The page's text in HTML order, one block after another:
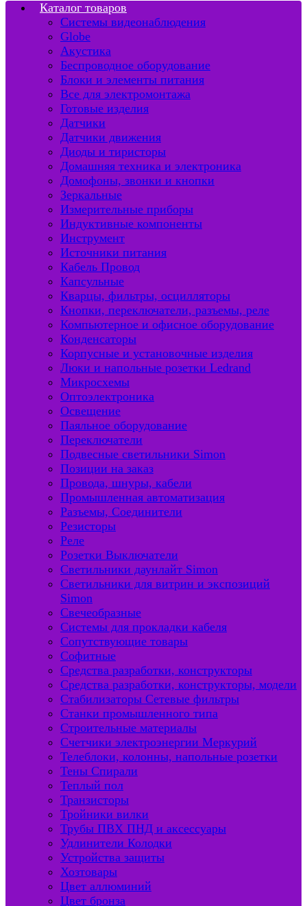
Каталог товаров
Системы видеонаблюдения
Globe
Акустика
Беспроводное оборудование
Блоки и элементы питания
Все для электромонтажа
Готовые изделия
Датчики
Датчики движения
Диоды и тиристоры
Домашняя техника и электроника
Домофоны, звонки и кнопки
Зеркальные
Измерительные приборы
Индуктивные компоненты
Инструмент
Источники питания
Кабель Провод
Капсульные
Кварцы, фильтры, осцилляторы
Кнопки, переключатели, разъемы, реле
Компьютерное и офисное оборудование
Конденсаторы
Корпусные и установочные изделия
Люки и напольные розетки Ledrand
Микросхемы
Оптоэлектроника
Освещение
Паяльное оборудование
Переключатели
Подвесные светильники Simon
Позиции на заказ
Провода, шнуры, кабели
Промышленная автоматизация
Разъемы, Соединители
Резисторы
Реле
Розетки Выключатели
Светильники даунлайт Simon
Светильники для витрин и экспозиций
Simon
Свечеобразные
Системы для прокладки кабеля
Сопутствующие товары
Софитные
Средства разработки, конструкторы
Средства разработки, конструкторы, модели
Стабилизаторы Сетевые фильтры
Станки промышленного типа
Строительные материалы
Счетчики электроэнергии Меркурий
Телеблоки, колонны, напольные розетки
Тены Спирали
Теплый пол
Транзисторы
Тройники вилки
Трубы ПВХ ПНД и аксессуары
Удлинители Колодки
Устройства защиты
Хозтовары
Цвет аллюминий
Цвет бронза